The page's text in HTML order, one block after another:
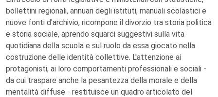
bollettini regionali, annuari degli istituti, manuali scolastici e
nuove fonti d'archivio, ricompone il divorzio tra storia politica
e storia sociale, aprendo squarci suggestivi sulla vita
quotidiana della scuola e sul ruolo da essa giocato nella
costruzione delle identità collettive. L'attenzione ai
protagonisti, ai loro comportamenti professionali e sociali -
da cui traspare anche la pesantezza della morale e della
mentalità diffuse - restituisce un quadro articolato del